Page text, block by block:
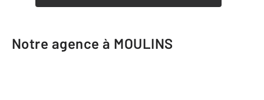
Notre agence à MOULINS